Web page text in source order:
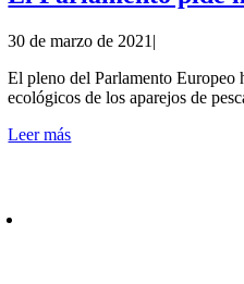
30 de marzo de 2021 |
El pleno del Parlamento Europeo
ecológicos de los aparejos de
Leer más